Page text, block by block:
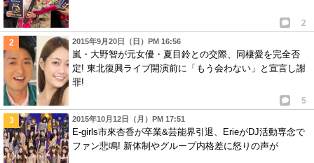
2
2015年9月20日（日）PM 16:56
嵐・大野智が元女優・夏目鈴との交際、同棲愛を完全否
定! 東北復興ライブ開演前に「もう会わない」と宣言し謝
罪!
5
2015年10月12日（月）PM 17:51
E-girls市來杏香が卒業&芸能界引退、ErieがDJ活動専念で
ファン悲鳴! 新体制やグループ内格差に怒りの声が